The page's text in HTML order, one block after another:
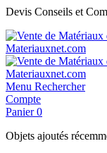
Devis Conseils et
Menu Rechercher
Compte
Panier 0
Objets ajoutés